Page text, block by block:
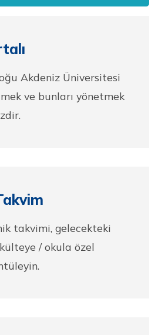
Akdeniz Üniversitesi
ve bunları yönetmek
takvimi, gelecekteki
/ okula özel